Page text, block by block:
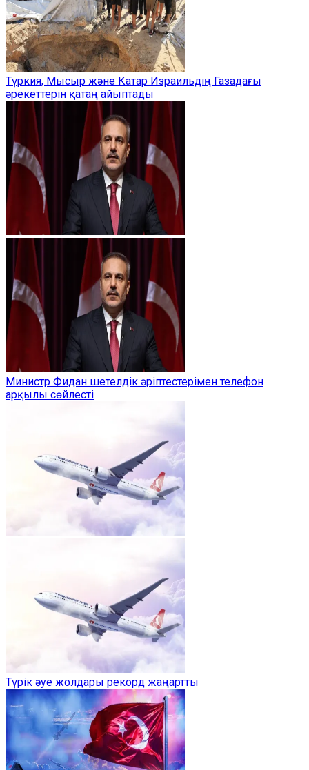
Түркия, Мысыр және Катар Израильдің Газадағы
әрекеттерін қатаң айыптады
Министр Фидан шетелдік әріптестерімен телефон
арқылы сөйлесті
Түрік әуе жолдары рекорд жаңартты